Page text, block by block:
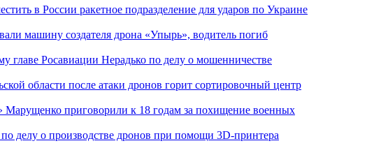
в России ракетное подразделение для ударов по Украине
машину создателя дрона «Упырь», водитель погиб
главе Росавиации Нерадько по делу о мошенничестве
области после атаки дронов горит сортировочный центр
Марущенко приговорили к 18 годам за похищение военных
делу о производстве дронов при помощи 3D‑принтера